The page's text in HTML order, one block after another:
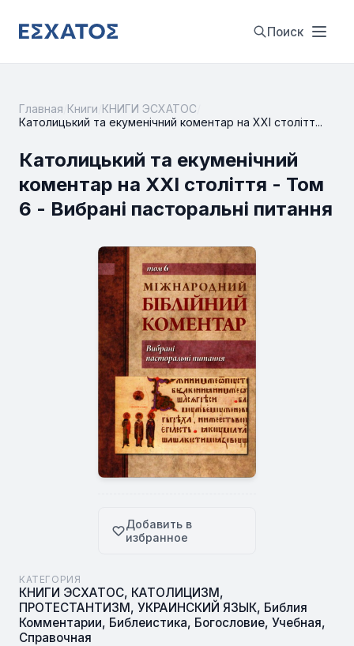
Поиск
Главная Книги КНИГИ ЭСХАТОС
Католицький та екуменічний коментар на XXI столітт...
Католицький та екуменічний
коментар на XXI століття - Том
6 - Вибрані пасторальні питання
Добавить в
избранное
КАТЕГОРИЯ
КНИГИ ЭСХАТОС, КАТОЛИЦИЗМ,
ПРОТЕСТАНТИЗМ, УКРАИНСКИЙ ЯЗЫК, Библия
Комментарии, Библеистика, Богословие, Учебная,
Справочная